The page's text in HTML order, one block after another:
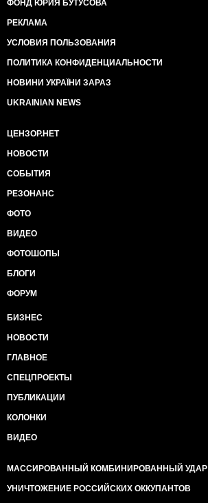
ФОНД ЮРИЯ БУТУСОВА
РЕКЛАМА
УСЛОВИЯ ПОЛЬЗОВАНИЯ
ПОЛИТИКА КОНФИДЕНЦИАЛЬНОСТИ
НОВИНИ УКРАЇНИ ЗАРАЗ
UKRAINIAN NEWS
ЦЕНЗОР.НЕТ
НОВОСТИ
СОБЫТИЯ
РЕЗОНАНС
ФОТО
ВИДЕО
ФОТОШОПЫ
БЛОГИ
ФОРУМ
БИЗНЕС
НОВОСТИ
ГЛАВНОЕ
СПЕЦПРОЕКТЫ
ПУБЛИКАЦИИ
КОЛОНКИ
ВИДЕО
МАССИРОВАННЫЙ КОМБИНИРОВАННЫЙ УДАР
УНИЧТОЖЕНИЕ РОССИЙСКИХ ОККУПАНТОВ